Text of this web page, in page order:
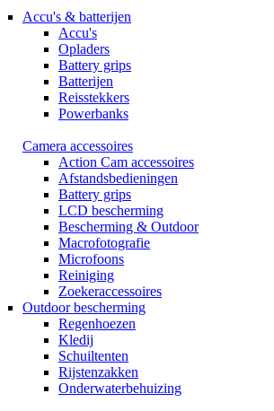
Accu's & batterijen
Accu's
Opladers
Battery grips
Batterijen
Reisstekkers
Powerbanks
Camera accessoires
Action Cam accessoires
Afstandsbedieningen
Battery grips
LCD bescherming
Bescherming & Outdoor
Macrofotografie
Microfoons
Reiniging
Zoekeraccessoires
Outdoor bescherming
Regenhoezen
Kledij
Schuiltenten
Rijstenzakken
Onderwaterbehuizing